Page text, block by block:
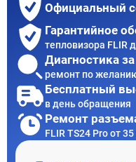
Официальный
Гарантийное
тепловизора FLIR
Диагностика
ремонт по
Бесплатный
в день обращения
Ремонт
FLIR TS24 Pro от